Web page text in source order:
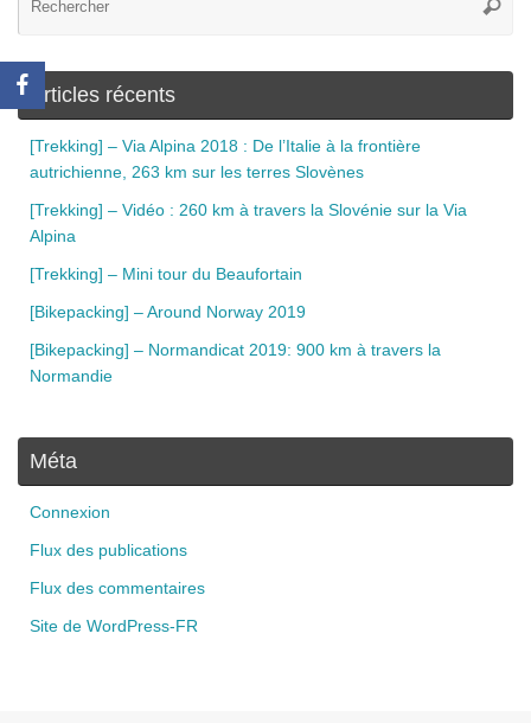
Articles récents
[Trekking] – Via Alpina 2018 : De l’Italie à la frontière
autrichienne, 263 km sur les terres Slovènes
[Trekking] – Vidéo : 260 km à travers la Slovénie sur la Via
Alpina
[Trekking] – Mini tour du Beaufortain
[Bikepacking] – Around Norway 2019
[Bikepacking] – Normandicat 2019: 900 km à travers la
Normandie
Méta
Connexion
Flux des publications
Flux des commentaires
Site de WordPress-FR